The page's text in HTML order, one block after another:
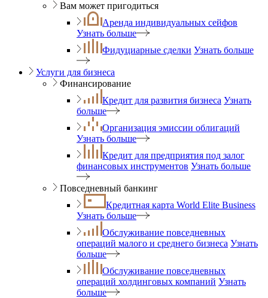
Вам может пригодиться
Аренда индивидуальных сейфов
Узнать больше
Фидуциарные сделки Узнать больше
Услуги для бизнеса
Финансирование
Кредит для развития бизнеса Узнать
больше
Организация эмиссии облигаций
Узнать больше
Кредит для предприятия под залог
финансовых инструментов Узнать больше
Повседневный банкинг
Кредитная карта World Elite Business
Узнать больше
Обслуживание повседневных
операций малого и среднего бизнеса Узнать
больше
Обслуживание повседневных
операций холдинговых компаний Узнать
больше